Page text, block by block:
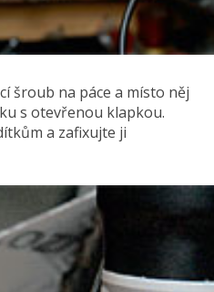
šroub na páce a místo něj
s otevřenou klapkou.
a zafixujte ji